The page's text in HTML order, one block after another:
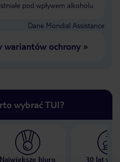
pod wpływem alkoholu
Dane Mondial Assistance
wariantów ochrony»
wybrać TUI?
Największe biuro 30 lat w